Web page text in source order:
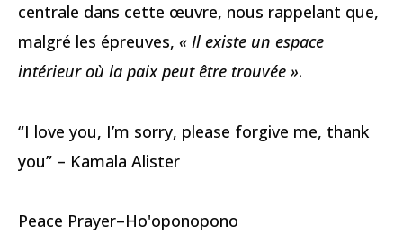
centrale dans cette œuvre, nous rappelant que,
malgré les épreuves, « Il existe un espace
intérieur où la paix peut être trouvée ».
“I love you, I’m sorry, please forgive me, thank
you” – Kamala Alister
Peace Prayer–Ho'oponopono